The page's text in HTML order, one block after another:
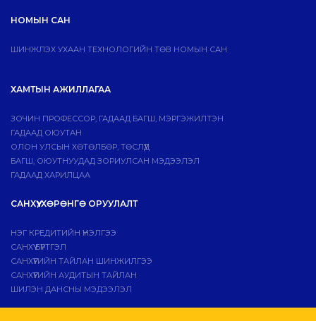
НОМЫН САН
ШИНЖЛЭХ УХААН ТЕХНОЛОГИЙН ТӨВ НОМЫН САН
ХАМТЫН АЖИЛЛАГАА
ЗОЧИН ПРОФЕССОР, ГАДААД БАГШ, МЭРГЭЖИЛТЭН
ГАДААД ОЮУТАН
ОЛОН УЛСЫН ХӨТӨЛБӨР, ТӨСЛҮҮД
БАГШ, ОЮУТНУУДАД ЗОРИУЛСАН МЭДЭЭЛЭЛ
ГАДААД ХАРИЛЦАА
САНХҮҮ, ХӨРӨНГӨ ОРУУЛАЛТ
НЭГ КРЕДИТИЙН ҮНЭЛГЭЭ
САНХҮҮ БҮРТГЭЛ
САНХҮҮГИЙН ТАЙЛАН ШИНЖИЛГЭЭ
САНХҮҮГИЙН АУДИТЫН ТАЙЛАН
ШИЛЭН ДАНСНЫ МЭДЭЭЛЭЛ